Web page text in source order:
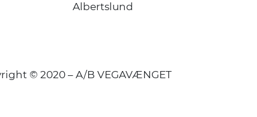
Albertslund
© 2020 – A/B VEGAVÆNGET